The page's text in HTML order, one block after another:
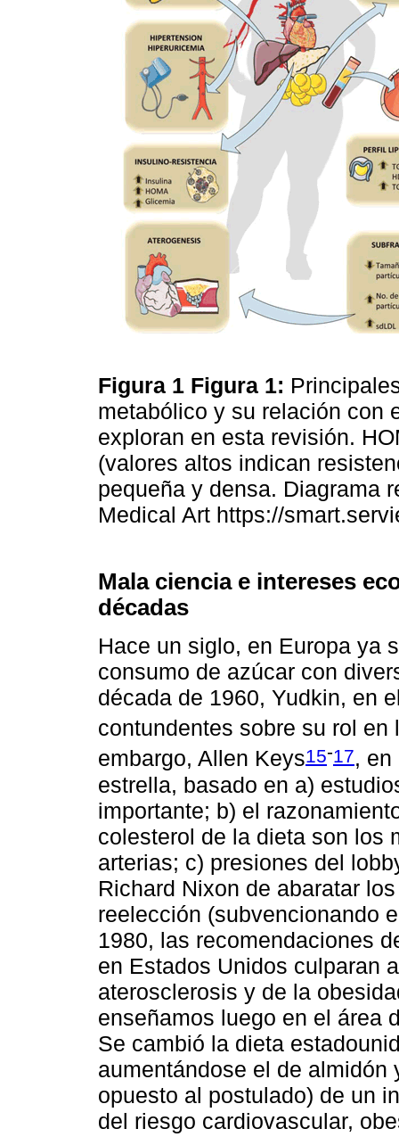
Figura 1 Figura 1:
metabólico y su relación con
exploran en esta revisión.
(valores altos indican
pequeña y densa. Diagrama
Medical Art https://
Mala ciencia e intereses
décadas
Hace un siglo, en Europa ya
consumo de azúcar con
década de 1960, Yudkin, en
contundentes sobre su rol
embargo, Allen Keys15-17, en
estrella, basado en a)
importante; b) el
colesterol de la dieta son los
arterias; c) presiones del
Richard Nixon de abaratar
reelección (subvencionando
1980, las recomendaciones
en Estados Unidos culparan
aterosclerosis y de la
enseñamos luego en el área
Se cambió la dieta
aumentándose el de
opuesto al postulado) de un
del riesgo cardiovascular,